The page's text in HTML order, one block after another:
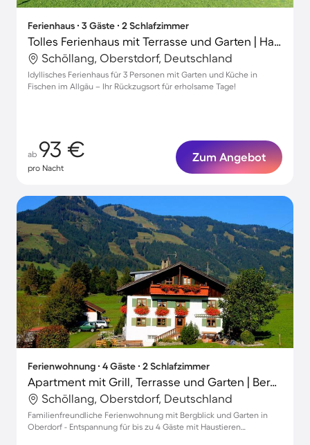
Ferienhaus ∙ 3 Gäste ∙ 2 Schlafzimmer
Tolles Ferienhaus mit Terrasse und Garten | Haustiere sind willkommen
Schöllang, Oberstdorf, Deutschland
Idyllisches Ferienhaus für 3 Personen mit Garten und Küche in
Fischen im Allgäu – Ihr Rückzugsort für erholsame Tage!
ab 93 €
pro Nacht
Zum Angebot
Ferienwohnung ∙ 4 Gäste ∙ 2 Schlafzimmer
Apartment mit Grill, Terrasse und Garten | Bergblick
Schöllang, Oberstdorf, Deutschland
Familienfreundliche Ferienwohnung mit Bergblick und Garten in
Oberdorf - Entspannung für bis zu 4 Gäste mit Haustieren